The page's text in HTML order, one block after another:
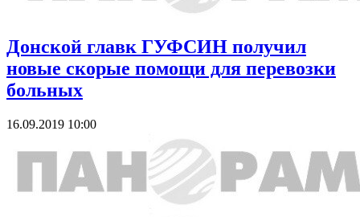
Донской главк ГУФСИН получил
новые скорые помощи для перевозки
больных
16.09.2019 10:00